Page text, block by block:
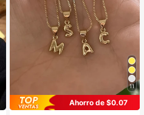
11
Ahorro de $0.07